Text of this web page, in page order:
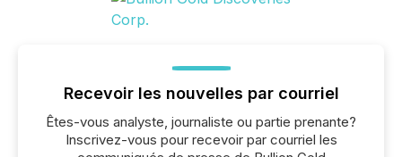
Recevoir les nouvelles par courriel
Êtes-vous analyste, journaliste ou partie prenante?
Inscrivez-vous pour recevoir par courriel les